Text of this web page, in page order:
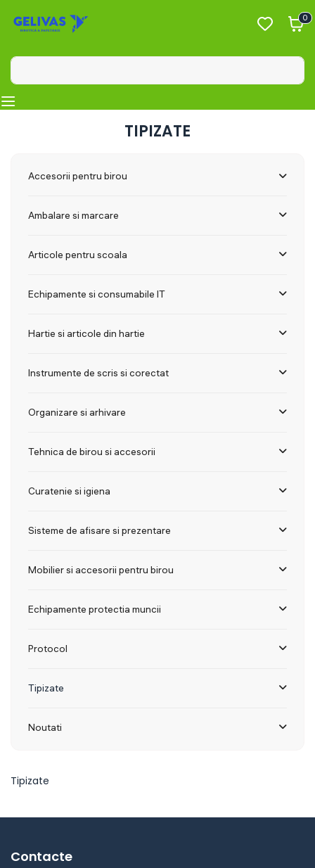
0
TIPIZATE
Accesorii pentru birou
Ambalare si marcare
Articole pentru scoala
Echipamente si consumabile IT
Hartie si articole din hartie
Instrumente de scris si corectat
Organizare si arhivare
Tehnica de birou si accesorii
Curatenie si igiena
Sisteme de afisare si prezentare
Mobilier si accesorii pentru birou
Echipamente protectia muncii
Protocol
Tipizate
Noutati
Tipizate
Contacte